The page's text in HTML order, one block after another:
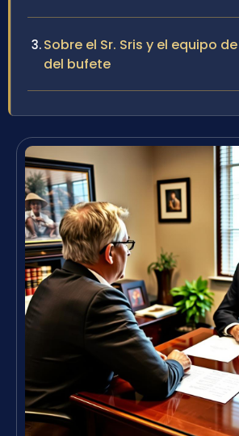
Sobre el Sr. Sris y el equipo
del bufete